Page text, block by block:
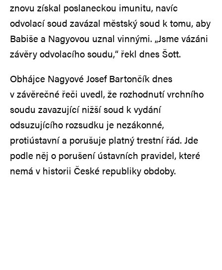
znovu získal poslaneckou imunitu, navíc
odvolací soud zavázal městský soud k tomu, aby
Babiše a Nagyovou uznal vinnými. „Jsme vázáni
závěry odvolacího soudu,“ řekl dnes Šott.
Obhájce Nagyové Josef Bartončík dnes
v závěrečné řeči uvedl, že rozhodnutí vrchního
soudu zavazující nižší soud k vydání
odsuzujícího rozsudku je nezákonné,
protiústavní a porušuje platný trestní řád. Jde
podle něj o porušení ústavních pravidel, které
nemá v historii České republiky obdoby.